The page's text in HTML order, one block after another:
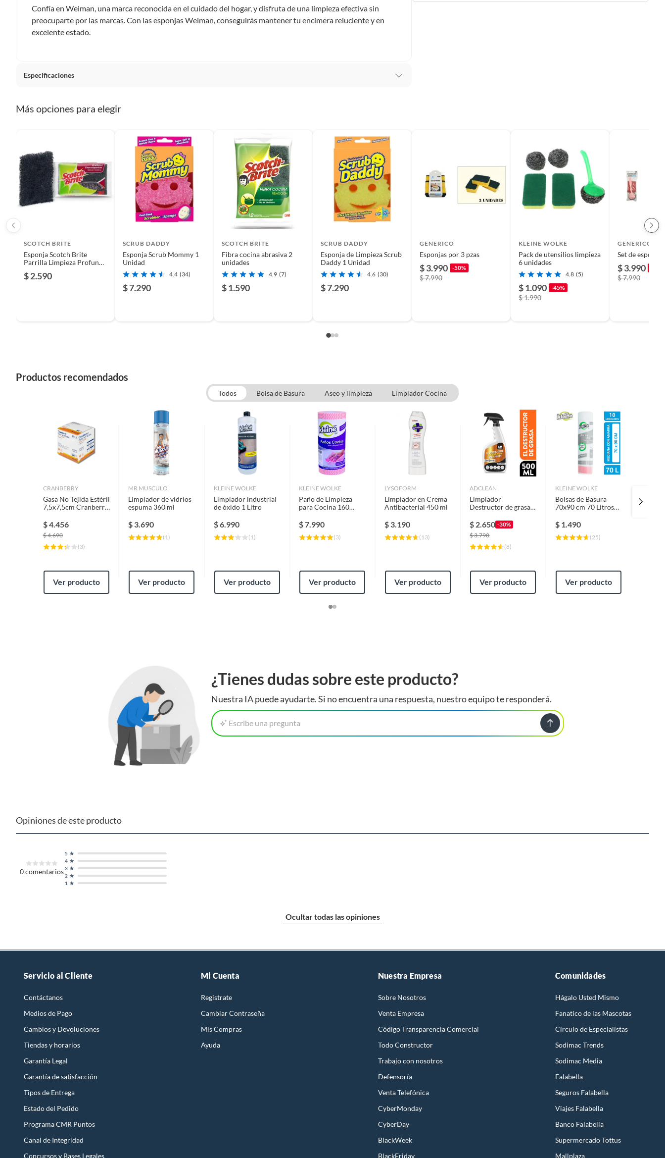
remanufacturados o con alguna deficiencia, que sean comprados en esa condición a un precio reducido.
Alimentos, bebidas, medicamentos, suplementos alimenticios, vitaminas, entre otros análogos.
Confía en Weiman, una marca reconocida en el cuidado del hogar, y disfruta de una limpieza efectiva sin
preocuparte por las marcas. Con las esponjas Weiman, conseguirás mantener tu encimera reluciente y en
excelente estado.
Especificaciones
Condicion del producto
Detalle de la Condición
NO REQUIERE
Tipo de Limpieza Domestico
Tipo de artículo de limpieza Fibra y Esponja
Material Polietileno
Largo
Garantía 3 meses
Más opciones para elegir
SCOTCH BRITE
Esponja Scotch Brite
Parrilla Limpieza Profunda
$ 2.590
SCRUB DADDY
Esponja Scrub Mommy 1
Unidad
4.4 (34)
$ 7.290
SCOTCH BRITE
Fibra cocina abrasiva 2
unidades
4.9 (7)
$ 1.590
SCRUB DADDY
Esponja de Limpieza Scrub
Daddy 1 Unidad
4.6 (30)
$ 7.290
GENERICO
Esponjas por 3 pzas
$ 3.990 -50%
$ 7.990
KLEINE WOLKE
Pack de utensilios limpieza
6 unidades
4.8 (5)
$ 1.090 -45%
$ 1.990
GENERICO
Set de
$ 3.990
$ 7.990
Productos recomendados
Todos Bolsa de Basura Aseo y limpieza Limpiador Cocina
CRANBERRY
Gasa No Tejida Estéril
7,5x7,5cm Cranberry
$4.456
$4.690
(3)
Ver producto
MR MUSCULO
Limpiador de vidrios
espuma 360 ml
$ 3.690
( 1)
Ver producto
KLEINE WOLKE
Limpiador industrial
de óxido 1 Litro
$6.990
( 1)
Ver producto
KLEINE WOLKE
Paño de Limpieza
para Cocina 160
25x23 cm 36,8 m
$7.990
(3)
Ver producto
LYSOFORM
Limpiador en Crema
Antibacterial 450 ml
$ 3.190
( 13)
Ver producto
ADCLEAN
Limpiador
Destructor de grasa
ml
$ 2.650 -30%
$3.790
(8)
Ver producto
KLEINE WOLKE
Bolsas de Basura
70x90 cm 70 Litros
$ 1.490
(25)
Ver producto
¿Tienes dudas sobre este producto?
Nuestra IA puede ayudarte. Si no encuentra una respuesta, nuestro equipo te responderá.
Escribe una pregunta
Opiniones de este producto
0comentarios
1
2
3
4
5
Ocultar todas las opiniones
Servicio al Cliente
Contáctanos
Medios de Pago
Cambios y Devoluciones
Tiendas y horarios
Garantía Legal
Garantía de satisfacción
Tipos de Entrega
Estado del Pedido
Programa CMR Puntos
Canal de Integridad
Concursos y Bases Legales
Mi Cuenta
Registrate
Cambiar Contraseña
Mis Compras
Ayuda
Nuestra Empresa
Sobre Nosotros
Venta Empresa
Código Transparencia Comercial
Todo Constructor
Trabajo con nosotros
Defensoría
Venta Telefónica
CyberMonday
CyberDay
BlackWeek
BlackFriday
Comunidades
Hágalo Usted Mismo
Fanatico de las Mascotas
Círculo de Especialístas
Sodimac Trends
Sodimac Media
Falabella
Seguros Falabella
Viajes Falabella
Banco Falabella
Supermercado Tottus
Mallplaza